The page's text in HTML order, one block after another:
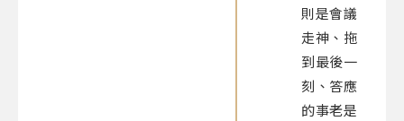
則是會議
走神、拖
到最後一
刻、答應
的事老是